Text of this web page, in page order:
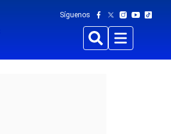
Síguenos
BuscarMenu